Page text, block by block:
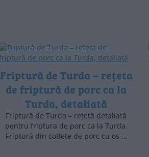
Friptură de Turda – rețeta
de friptură de porc ca la
Turda, detaliată
Friptură de Turda – rețetă detaliată
pentru friptura de porc ca la Turda.
Friptură din cotlete de porc cu os …